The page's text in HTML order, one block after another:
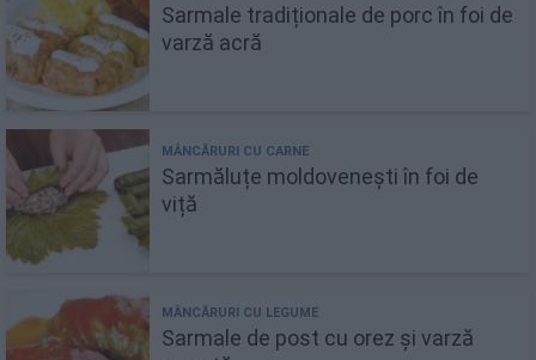
Sarmale tradiționale de porc în foi de
varză acră
Sarmăluțe moldovenești în foi de
viță
Sarmale de post cu orez și varză